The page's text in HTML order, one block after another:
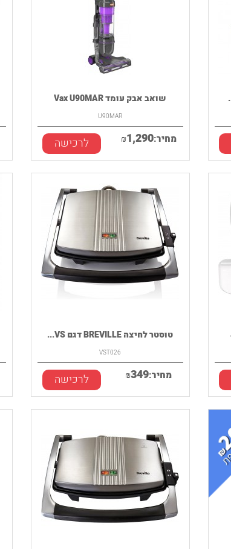
שואב אבק עומד Vax U90MAR
U90MAR
מחיר: ₪1,290 לרכישה
טוסטר לחיצה BREVILLE דגם VS...
VST026
מחיר: ₪349 לרכישה